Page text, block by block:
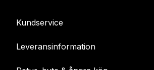
Kundservice
Leveransinformation